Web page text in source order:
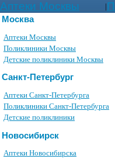
Аптеки Москвы |
Москва
Аптеки Москвы
Поликлиники Москвы
Детские поликлиники Москвы
Санкт-Петербург
Аптеки Санкт-Петербурга
Поликлиники Санкт-Петербурга
Детские поликлиники
Новосибирск
Аптеки Новосибирска